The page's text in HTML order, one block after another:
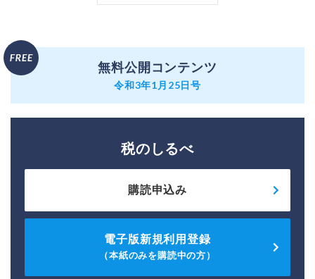
無料公開コンテンツ
令和3年1月25日号
税のしるべ
購読申込み
電子版新規利用登録
（本紙のみを購読中の方）